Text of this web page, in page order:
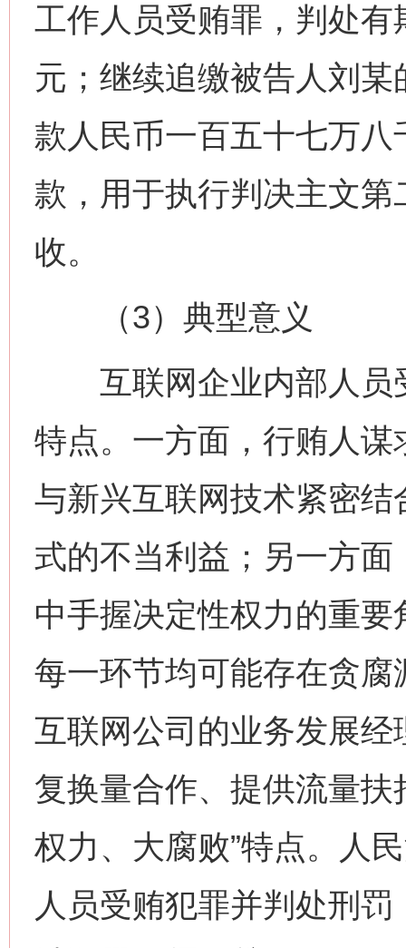
工作人员受贿罪，判处
元；继续追缴被告人刘
款人民币一百五十七万
款，用于执行判决主文
收。
（3）典型意义
互联网企业内部人员
特点。一方面，行贿人
与新兴互联网技术紧密
式的不当利益；另一方
中手握决定性权力的重
每一环节均可能存在贪
互联网公司的业务发展
复换量合作、提供流量扶
权力、大腐败”特点。人
人员受贿犯罪并判处刑